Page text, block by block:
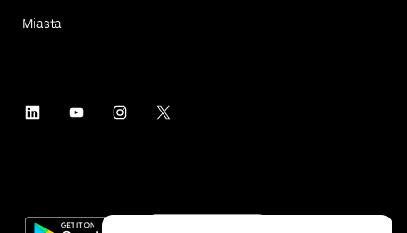
Miasta